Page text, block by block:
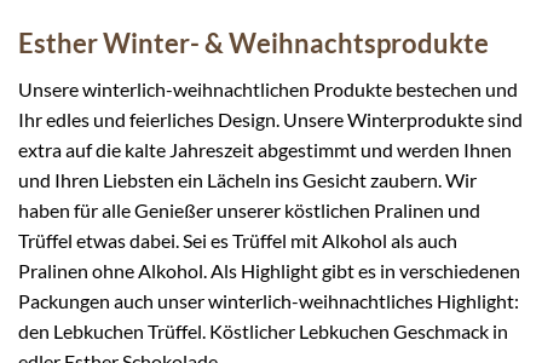
EstherWinter-&Weihnachtsprodukte
Unsere winterlich-weihnachtlichen Produkte bestechen und
Ihr edles und feierliches Design. Unsere Winterprodukte sind
extra auf die kalte Jahreszeit abgestimmt und werden Ihnen
und Ihren Liebsten ein Lächeln ins Gesicht zaubern. Wir
haben für alle Genießer unserer köstlichen Pralinen und
Trüffel etwas dabei. Sei es Trüffel mit Alkohol als auch
Pralinen ohne Alkohol. Als Highlight gibt es in verschiedenen
Packungen auch unser winterlich-weihnachtliches Highlight:
den Lebkuchen Trüffel. Köstlicher Lebkuchen Geschmack in